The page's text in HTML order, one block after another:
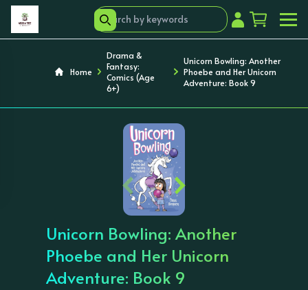
Home
Drama &
Fantasy:
Comics (Age
6+)
Unicorn Bowling: Another
Phoebe and Her Unicorn
Adventure: Book 9
‹ ›
Unicorn Bowling: Another
Phoebe and Her Unicorn
Adventure: Book 9